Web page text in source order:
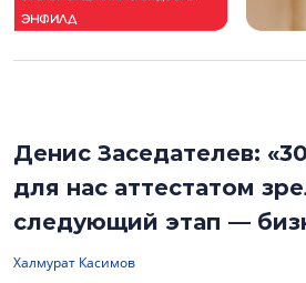
Денис Заседателев:
для нас аттестатом
следующий этап —
Халмурат Касимов